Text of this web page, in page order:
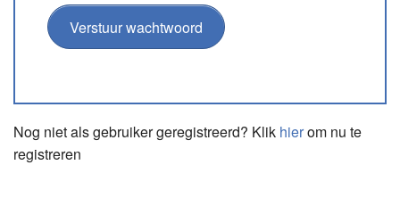
Registreren
Verstuur wachtwoord
Nog niet als gebruiker geregistreerd? Klik hierom nu te
registreren